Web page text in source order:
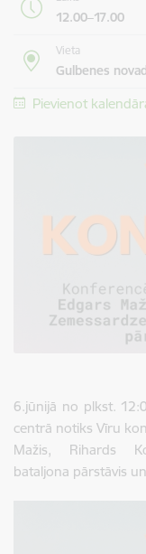
12.00–17.00
Vieta
Gulbenes
Pievienot
6.jūnijā no plkst.
centrā notiks Vīru
Mažis, Rihards
bataljona pārstāvis